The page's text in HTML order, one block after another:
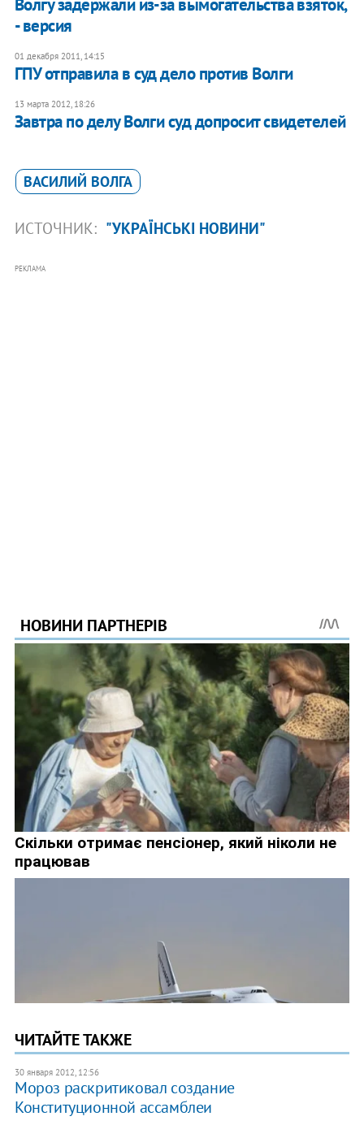
Волгу задержали из-за вымогательства взяток,
- версия
01 декабря 2011, 14:15
ГПУ отправила в суд дело против Волги
13 марта 2012, 18:26
Завтра по делу Волги суд допросит свидетелей
ВАСИЛИЙ ВОЛГА
ИСТОЧНИК: "УКРАЇНСЬКІ НОВИНИ"
РЕКЛАМА
ЧИТАЙТЕ ТАКЖЕ
30 января 2012, 12:56
Мороз раскритиковал создание
Конституционной ассамблеи